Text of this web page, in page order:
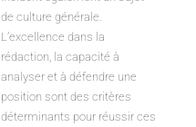
de culture générale.
L’excellence dans la
rédaction, la capacité à
analyser et à défendre une
position sont des critères
déterminants pour réussir ces